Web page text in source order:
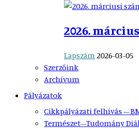
2026.
Lapszám2026-03-05
Szerzőink
Archívum
Pályázatok
Cikkpályázati felhívás –
Természet–Tudomány